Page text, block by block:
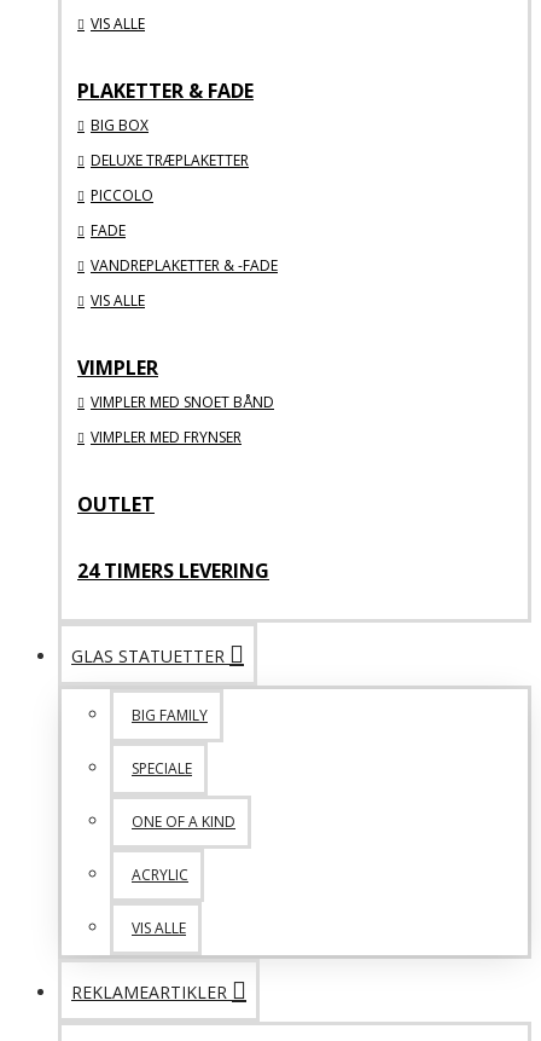
VIS ALLE
PLAKETTER & FADE
BIG BOX
DELUXE TRÆPLAKETTER
PICCOLO
FADE
VANDREPLAKETTER & -FADE
VIS ALLE
VIMPLER
VIMPLER MED SNOET BÅND
VIMPLER MED FRYNSER
OUTLET
24 TIMERS LEVERING
GLAS STATUETTER
BIG FAMILY
SPECIALE
ONE OF A KIND
ACRYLIC
VIS ALLE
REKLAMEARTIKLER